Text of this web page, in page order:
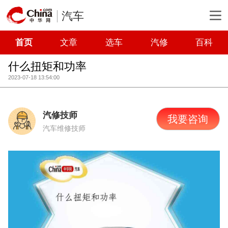
汽车
首页 文章 选车 汽修 百科
什么扭矩和功率
2023-07-18 13:54:00
汽修技师
汽车维修技师
我要咨询